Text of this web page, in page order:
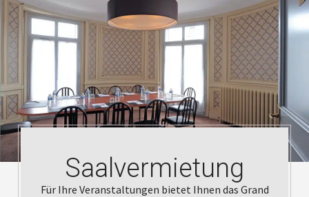
Saalvermietung
Für Ihre Veranstaltungen bietet Ihnen das Grand